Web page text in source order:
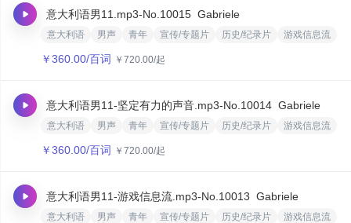
意大利语男11.mp3-No.10015 Gabriele‌
意大利语 男声 青年 宣传/专题片 历史/纪录片 游戏信息流
￥360.00/百词 ￥ 720.00/起
意大利语男11-坚定有力的声音.mp3-No.10014 Gabriele‌
意大利语 男声 青年 宣传/专题片 历史/纪录片 游戏信息流
￥360.00/百词 ￥ 720.00/起
意大利语男11-游戏信息流.mp3-No.10013 Gabriele‌
意大利语 男声 青年 宣传/专题片 历史/纪录片 游戏信息流